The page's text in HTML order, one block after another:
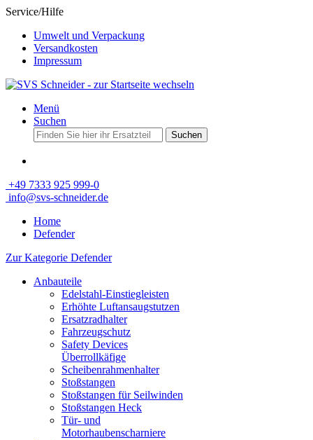
Service/Hilfe
Umwelt und Verpackung
Versandkosten
Impressum
Menü
Suchen
Suchen
+49 7333 925 999-0
info@svs-schneider.de
Home
Defender
Zur Kategorie Defender
Anbauteile
Edelstahl-Einstiegleisten
Erhöhte Luftansaugstutzen
Ersatzradhalter
Fahrzeugschutz
Safety Devices
Überrollkäfige
Scheibenrahmenhalter
Stoßstangen
Stoßstangen für Seilwinden
Stoßstangen Heck
Tür- und
Motorhaubenscharniere